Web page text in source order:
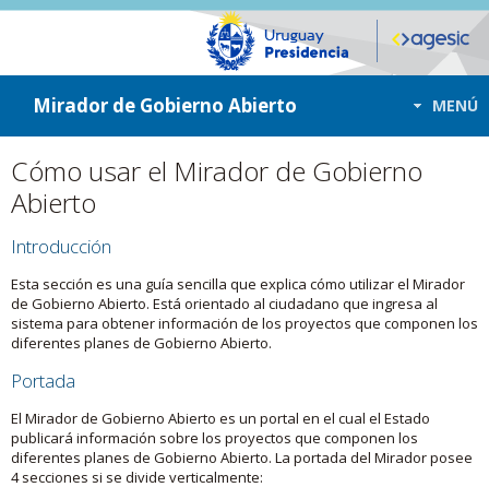
ir a contenido
ir al menú
Mirador de Gobierno Abierto MENÚ
Cómo usar el Mirador de Gobierno
Abierto
Introducción
Esta sección es una guía sencilla que explica cómo utilizar el Mirador
de Gobierno Abierto. Está orientado al ciudadano que ingresa al
sistema para obtener información de los proyectos que componen los
diferentes planes de Gobierno Abierto.
Portada
El Mirador de Gobierno Abierto es un portal en el cual el Estado
publicará información sobre los proyectos que componen los
diferentes planes de Gobierno Abierto. La portada del Mirador posee
4 secciones si se divide verticalmente: